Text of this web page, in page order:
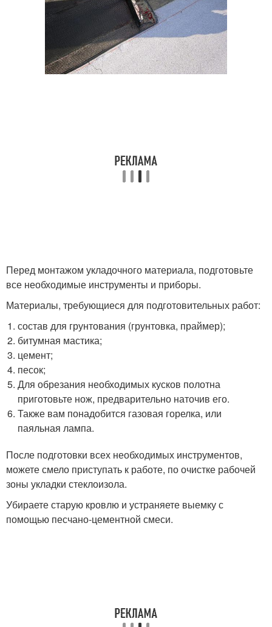
Перед монтажом укладочного материала, подготовьте
все необходимые инструменты и приборы.
Материалы, требующиеся для подготовительных работ:
состав для грунтования (грунтовка, праймер);
битумная мастика;
цемент;
песок;
Для обрезания необходимых кусков полотна
приготовьте нож, предварительно наточив его.
Также вам понадобится газовая горелка, или
паяльная лампа.
После подготовки всех необходимых инструментов,
можете смело приступать к работе, по очистке рабочей
зоны укладки стеклоизола.
Убираете старую кровлю и устраняете выемку с
помощью песчано-цементной смеси.